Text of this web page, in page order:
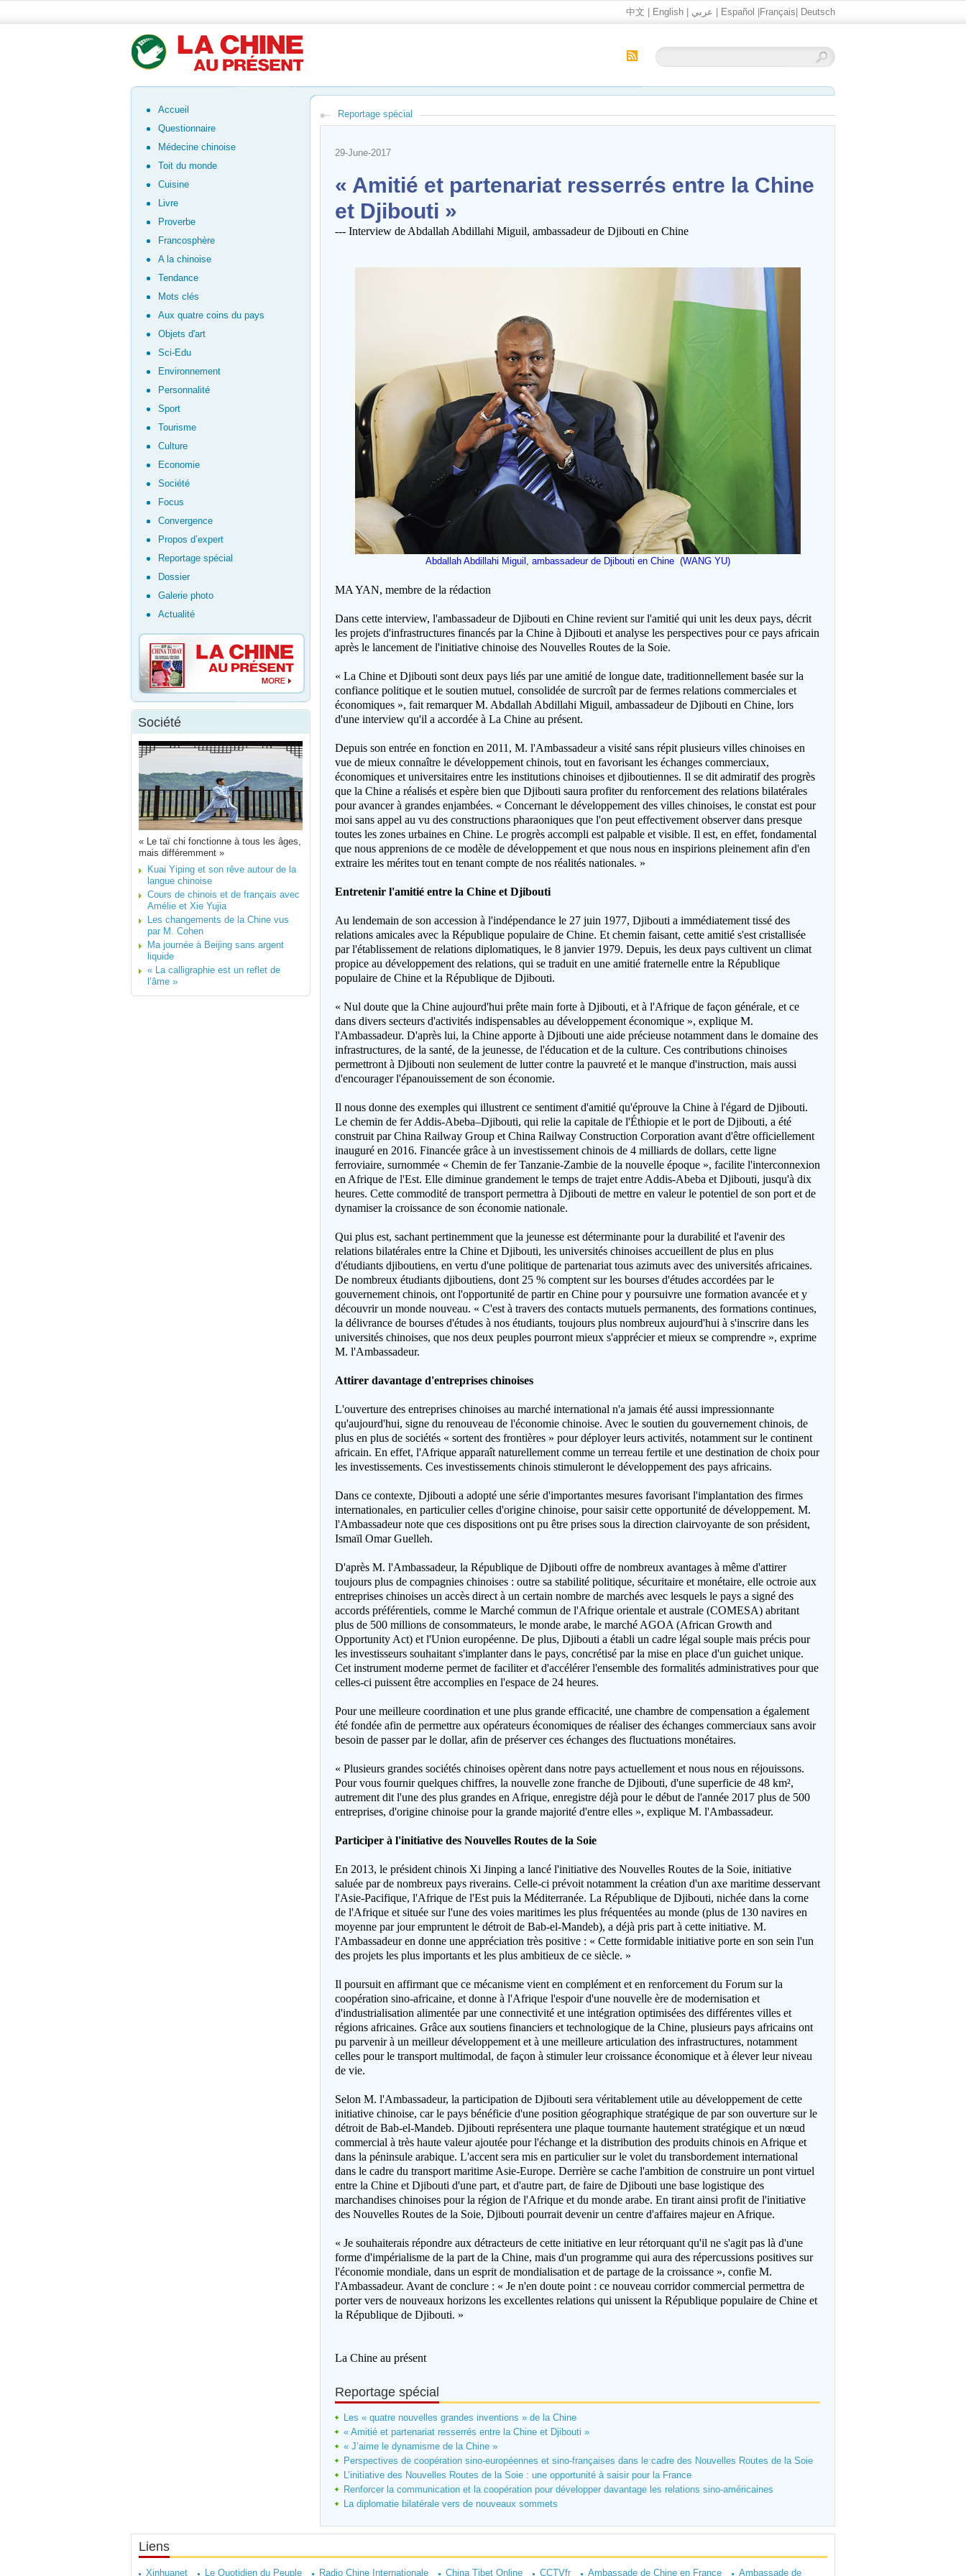
中文 English عربي Español Français Deutsch
Accueil
Questionnaire
Médecine chinoise
Toit du monde
Cuisine
Livre
Proverbe
Francosphère
A la chinoise
Tendance
Mots clés
Aux quatre coins du pays
Objets d'art
Sci-Edu
Environnement
Personnalité
Sport
Tourisme
Culture
Economie
Société
Focus
Convergence
Propos d’expert
Reportage spécial
Dossier
Galerie photo
Actualité
Société
« Le taï chi fonctionne à tous les âges,
mais différemment »
Kuai Yiping et son rêve autour de la
langue chinoise
Cours de chinois et de français avec
Amélie et Xie Yujia
Les changements de la Chine vus
par M. Cohen
Ma journée à Beijing sans argent
liquide
« La calligraphie est un reflet de
l’âme »
Reportage spécial
29-June-2017
« Amitié et partenariat resserrés entre la Chine
et Djibouti »
--- Interview de Abdallah Abdillahi Miguil, ambassadeur de Djibouti en Chine
Abdallah Abdillahi Miguil, ambassadeur de Djibouti en Chine (WANG YU)
MA YAN, membre de la rédaction
Dans cette interview, l'ambassadeur de Djibouti en Chine revient sur l'amitié qui unit les deux pays, décrit
les projets d'infrastructures financés par la Chine à Djibouti et analyse les perspectives pour ce pays africain
après le lancement de l'initiative chinoise des Nouvelles Routes de la Soie.
« La Chine et Djibouti sont deux pays liés par une amitié de longue date, traditionnellement basée sur la
confiance politique et le soutien mutuel, consolidée de surcroît par de fermes relations commerciales et
économiques », fait remarquer M. Abdallah Abdillahi Miguil, ambassadeur de Djibouti en Chine, lors
d'une interview qu'il a accordée à La Chine au présent.
Depuis son entrée en fonction en 2011, M. l'Ambassadeur a visité sans répit plusieurs villes chinoises en
vue de mieux connaître le développement chinois, tout en favorisant les échanges commerciaux,
économiques et universitaires entre les institutions chinoises et djiboutiennes. Il se dit admiratif des progrès
que la Chine a réalisés et espère bien que Djibouti saura profiter du renforcement des relations bilatérales
pour avancer à grandes enjambées. « Concernant le développement des villes chinoises, le constat est pour
moi sans appel au vu des constructions pharaoniques que l'on peut effectivement observer dans presque
toutes les zones urbaines en Chine. Le progrès accompli est palpable et visible. Il est, en effet, fondamental
que nous apprenions de ce modèle de développement et que nous nous en inspirions pleinement afin d'en
extraire les mérites tout en tenant compte de nos réalités nationales. »
Entretenir l'amitié entre la Chine et Djibouti
Au lendemain de son accession à l'indépendance le 27 juin 1977, Djibouti a immédiatement tissé des
relations amicales avec la République populaire de Chine. Et chemin faisant, cette amitié s'est cristallisée
par l'établissement de relations diplomatiques, le 8 janvier 1979. Depuis, les deux pays cultivent un climat
propice au développement des relations, qui se traduit en une amitié fraternelle entre la République
populaire de Chine et la République de Djibouti.
« Nul doute que la Chine aujourd'hui prête main forte à Djibouti, et à l'Afrique de façon générale, et ce
dans divers secteurs d'activités indispensables au développement économique », explique M.
l'Ambassadeur. D'après lui, la Chine apporte à Djibouti une aide précieuse notamment dans le domaine des
infrastructures, de la santé, de la jeunesse, de l'éducation et de la culture. Ces contributions chinoises
permettront à Djibouti non seulement de lutter contre la pauvreté et le manque d'instruction, mais aussi
d'encourager l'épanouissement de son économie.
Il nous donne des exemples qui illustrent ce sentiment d'amitié qu'éprouve la Chine à l'égard de Djibouti.
Le chemin de fer Addis-Abeba–Djibouti, qui relie la capitale de l'Éthiopie et le port de Djibouti, a été
construit par China Railway Group et China Railway Construction Corporation avant d'être officiellement
inauguré en 2016. Financée grâce à un investissement chinois de 4 milliards de dollars, cette ligne
ferroviaire, surnommée « Chemin de fer Tanzanie-Zambie de la nouvelle époque », facilite l'interconnexion
en Afrique de l'Est. Elle diminue grandement le temps de trajet entre Addis-Abeba et Djibouti, jusqu'à dix
heures. Cette commodité de transport permettra à Djibouti de mettre en valeur le potentiel de son port et de
dynamiser la croissance de son économie nationale.
Qui plus est, sachant pertinemment que la jeunesse est déterminante pour la durabilité et l'avenir des
relations bilatérales entre la Chine et Djibouti, les universités chinoises accueillent de plus en plus
d'étudiants djiboutiens, en vertu d'une politique de partenariat tous azimuts avec des universités africaines.
De nombreux étudiants djiboutiens, dont 25 % comptent sur les bourses d'études accordées par le
gouvernement chinois, ont l'opportunité de partir en Chine pour y poursuivre une formation avancée et y
découvrir un monde nouveau. « C'est à travers des contacts mutuels permanents, des formations continues,
la délivrance de bourses d'études à nos étudiants, toujours plus nombreux aujourd'hui à s'inscrire dans les
universités chinoises, que nos deux peuples pourront mieux s'apprécier et mieux se comprendre », exprime
M. l'Ambassadeur.
Attirer davantage d'entreprises chinoises
L'ouverture des entreprises chinoises au marché international n'a jamais été aussi impressionnante
qu'aujourd'hui, signe du renouveau de l'économie chinoise. Avec le soutien du gouvernement chinois, de
plus en plus de sociétés « sortent des frontières » pour déployer leurs activités, notamment sur le continent
africain. En effet, l'Afrique apparaît naturellement comme un terreau fertile et une destination de choix pour
les investissements. Ces investissements chinois stimuleront le développement des pays africains.
Dans ce contexte, Djibouti a adopté une série d'importantes mesures favorisant l'implantation des firmes
internationales, en particulier celles d'origine chinoise, pour saisir cette opportunité de développement. M.
l'Ambassadeur note que ces dispositions ont pu être prises sous la direction clairvoyante de son président,
Ismaïl Omar Guelleh.
D'après M. l'Ambassadeur, la République de Djibouti offre de nombreux avantages à même d'attirer
toujours plus de compagnies chinoises : outre sa stabilité politique, sécuritaire et monétaire, elle octroie aux
entreprises chinoises un accès direct à un certain nombre de marchés avec lesquels le pays a signé des
accords préférentiels, comme le Marché commun de l'Afrique orientale et australe (COMESA) abritant
plus de 500 millions de consommateurs, le monde arabe, le marché AGOA (African Growth and
Opportunity Act) et l'Union européenne. De plus, Djibouti a établi un cadre légal souple mais précis pour
les investisseurs souhaitant s'implanter dans le pays, concrétisé par la mise en place d'un guichet unique.
Cet instrument moderne permet de faciliter et d'accélérer l'ensemble des formalités administratives pour que
celles-ci puissent être accomplies en l'espace de 24 heures.
Pour une meilleure coordination et une plus grande efficacité, une chambre de compensation a également
été fondée afin de permettre aux opérateurs économiques de réaliser des échanges commerciaux sans avoir
besoin de passer par le dollar, afin de préserver ces échanges des fluctuations monétaires.
« Plusieurs grandes sociétés chinoises opèrent dans notre pays actuellement et nous nous en réjouissons.
Pour vous fournir quelques chiffres, la nouvelle zone franche de Djibouti, d'une superficie de 48 km²,
autrement dit l'une des plus grandes en Afrique, enregistre déjà pour le début de l'année 2017 plus de 500
entreprises, d'origine chinoise pour la grande majorité d'entre elles », explique M. l'Ambassadeur.
Participer à l'initiative des Nouvelles Routes de la Soie
En 2013, le président chinois Xi Jinping a lancé l'initiative des Nouvelles Routes de la Soie, initiative
saluée par de nombreux pays riverains. Celle-ci prévoit notamment la création d'un axe maritime desservant
l'Asie-Pacifique, l'Afrique de l'Est puis la Méditerranée. La République de Djibouti, nichée dans la corne
de l'Afrique et située sur l'une des voies maritimes les plus fréquentées au monde (plus de 130 navires en
moyenne par jour empruntent le détroit de Bab-el-Mandeb), a déjà pris part à cette initiative. M.
l'Ambassadeur en donne une appréciation très positive : « Cette formidable initiative porte en son sein l'un
des projets les plus importants et les plus ambitieux de ce siècle. »
Il poursuit en affirmant que ce mécanisme vient en complément et en renforcement du Forum sur la
coopération sino-africaine, et donne à l'Afrique l'espoir d'une nouvelle ère de modernisation et
d'industrialisation alimentée par une connectivité et une intégration optimisées des différentes villes et
régions africaines. Grâce aux soutiens financiers et technologique de la Chine, plusieurs pays africains ont
pu parvenir à un meilleur développement et à une meilleure articulation des infrastructures, notamment
celles pour le transport multimodal, de façon à stimuler leur croissance économique et à élever leur niveau
de vie.
Selon M. l'Ambassadeur, la participation de Djibouti sera véritablement utile au développement de cette
initiative chinoise, car le pays bénéficie d'une position géographique stratégique de par son ouverture sur le
détroit de Bab-el-Mandeb. Djibouti représentera une plaque tournante hautement stratégique et un nœud
commercial à très haute valeur ajoutée pour l'échange et la distribution des produits chinois en Afrique et
dans la péninsule arabique. L'accent sera mis en particulier sur le volet du transbordement international
dans le cadre du transport maritime Asie-Europe. Derrière se cache l'ambition de construire un pont virtuel
entre la Chine et Djibouti d'une part, et d'autre part, de faire de Djibouti une base logistique des
marchandises chinoises pour la région de l'Afrique et du monde arabe. En tirant ainsi profit de l'initiative
des Nouvelles Routes de la Soie, Djibouti pourrait devenir un centre d'affaires majeur en Afrique.
« Je souhaiterais répondre aux détracteurs de cette initiative en leur rétorquant qu'il ne s'agit pas là d'une
forme d'impérialisme de la part de la Chine, mais d'un programme qui aura des répercussions positives sur
l'économie mondiale, dans un esprit de mondialisation et de partage de la croissance », confie M.
l'Ambassadeur. Avant de conclure : « Je n'en doute point : ce nouveau corridor commercial permettra de
porter vers de nouveaux horizons les excellentes relations qui unissent la République populaire de Chine et
la République de Djibouti. »
La Chine au présent
Reportage spécial
Les « quatre nouvelles grandes inventions » de la Chine
« Amitié et partenariat resserrés entre la Chine et Djibouti »
« J’aime le dynamisme de la Chine »
Perspectives de coopération sino-européennes et sino-françaises dans le cadre des Nouvelles Routes de la Soie
L’initiative des Nouvelles Routes de la Soie : une opportunité à saisir pour la France
Renforcer la communication et la coopération pour développer davantage les relations sino-américaines
La diplomatie bilatérale vers de nouveaux sommets
Liens
Xinhuanet Le Quotidien du Peuple Radio Chine Internationale China Tibet Online CCTVfr Ambassade de Chine en France Ambassade de